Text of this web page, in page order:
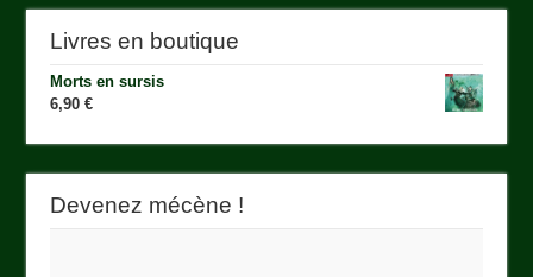
Livres en boutique
Morts en sursis
6,90€
Devenez mécène !